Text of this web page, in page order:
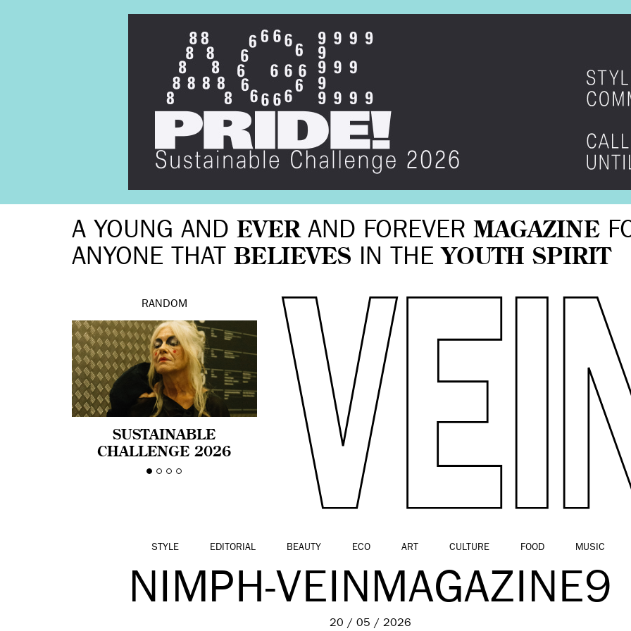
A YOUNG AND EVERAND FOREVER MAGAZINE
ANYONE THAT BELIEVES IN THE YOUTH SPIRIT
RANDOM
SUSTAINABLE
CHALLENGE 2026
CELEBRA LA
STYLE EDITORIAL BEAUTY ECO ART CULTURE FOOD MUSIC
NIMPH-VEINMAGAZINE9
20 / 05 / 2026